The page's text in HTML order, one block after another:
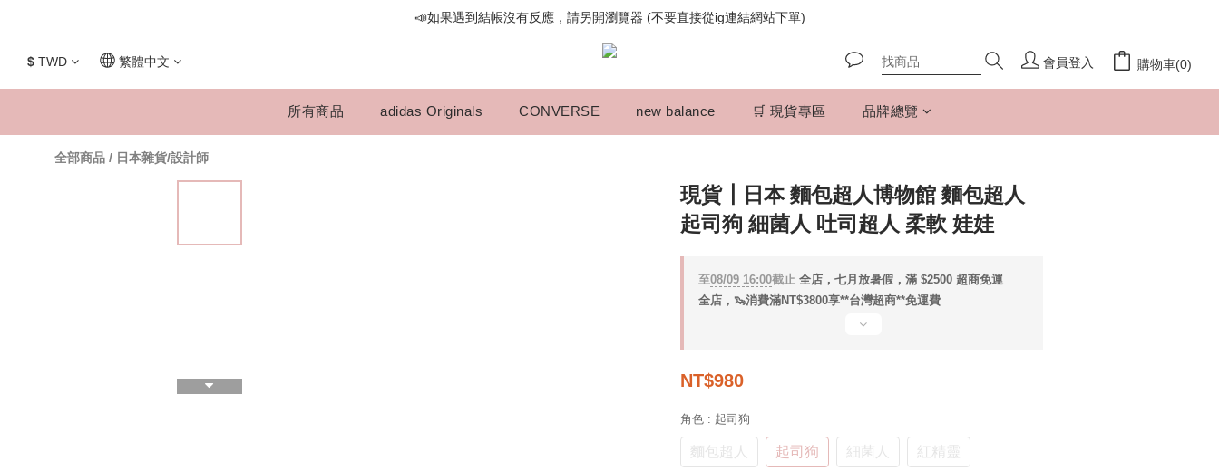
📣如果遇到結帳沒有反應，請另開瀏覽器 (不要直接從ig連結網站下單)
📣如果遇到結帳沒有反應，請另開瀏覽器 (不要直接從ig連結網站下單)
歡迎光臨૮⍝• ᴥ •⍝ა 新品請追蹤官方INSTAGRAM
📣如果遇到結帳沒有反應，請另開瀏覽器 (不要直接從ig連結網站下單)
$ TWD 繁體中文 會員登入 購物車(0)
所有商品 adidas Originals CONVERSE new balance 🛒 現貨專區 品牌總覽
全部商品 / 日本雜貨/設計師
現貨┃日本 麵包超人博物館 麵包超人
起司狗 細菌人 吐司超人 柔軟 娃娃
至08/09 16:00截止全店，七月放暑假，滿 $2500 超商免運
全店，🦦消費滿NT$3800享**台灣超商**免運費
NT$980
角色 : 起司狗
麵包超人 起司狗 細菌人 紅精靈